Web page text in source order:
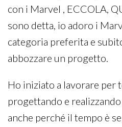
con i Marvel , ECCOLA,
sono detta, io adoro i
categoria preferita e
abbozzare un progetto.
Ho iniziato a lavorare per
progettando e
anche perché il tempo è